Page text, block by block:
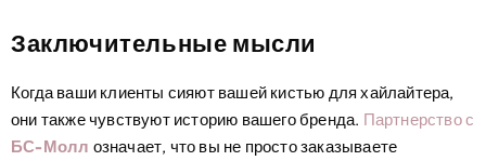
Заключительные мысли
Когда ваши клиенты сияют вашей кистью для хайлайтера,
они также чувствуют историю вашего бренда. Партнерство с
БС-Молл означает, что вы не просто заказываете